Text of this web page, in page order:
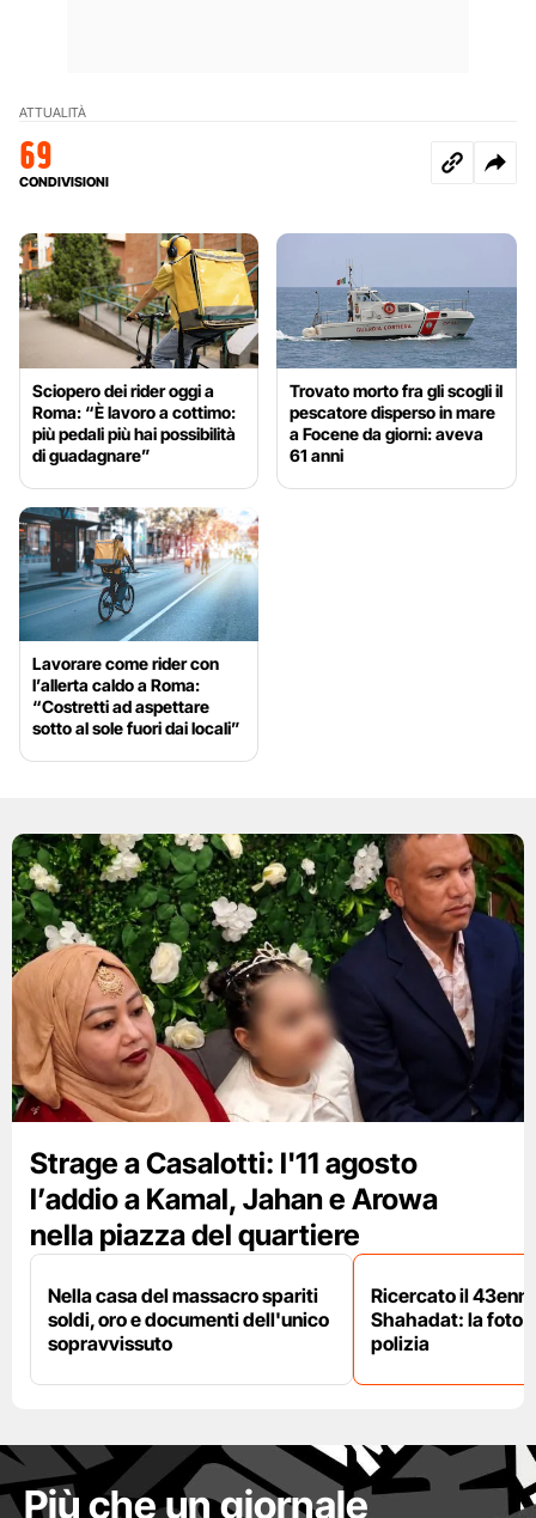
ATTUALITÀ
69
CONDIVISIONI
Sciopero dei rider oggi a
Roma: “È lavoro a cottimo:
più pedali più hai possibilità
di guadagnare”
Trovato morto fra gli scogli il
pescatore disperso in mare
a Focene da giorni: aveva
61 anni
Lavorare come rider con
l’allerta caldo a Roma:
“Costretti ad aspettare
sotto al sole fuori dai locali”
Strage a Casalotti: l'11 agosto
l’addio a Kamal, Jahan e Arowa
nella piazza del quartiere
Nella casa del massacro spariti
soldi, oro e documenti dell'unico
sopravvissuto
Ricercato il
Shahadat: la foto
polizia
Più che un giornale